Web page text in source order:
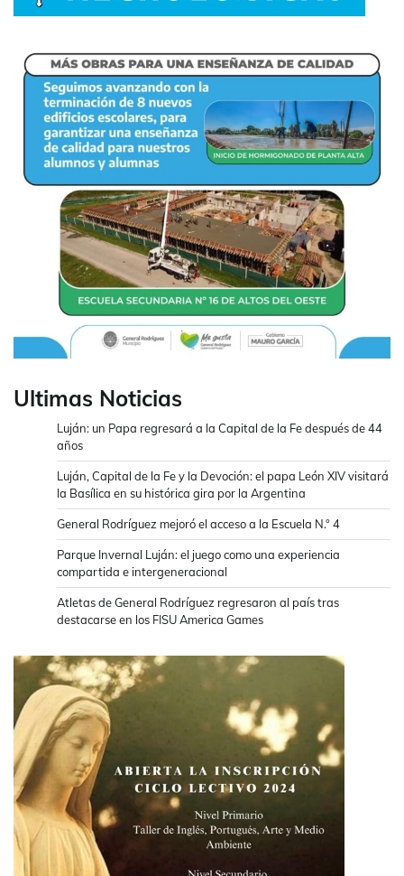
Ultimas Noticias
Luján: un Papa regresará a la Capital de la Fe después de 44
años
Luján, Capital de la Fe y la Devoción: el papa León XIV visitará
la Basílica en su histórica gira por la Argentina
General Rodríguez mejoró el acceso a la Escuela N.° 4
Parque Invernal Luján: el juego como una experiencia
compartida e intergeneracional
Atletas de General Rodríguez regresaron al país tras
destacarse en los FISU America Games